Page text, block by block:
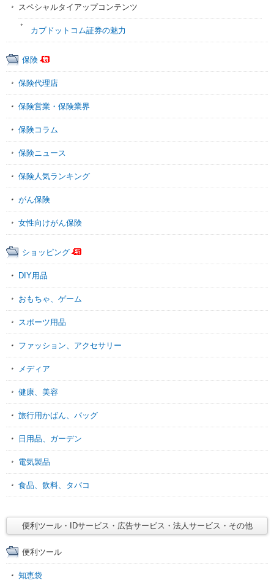
スペシャルタイアップコンテンツ
カブドットコム証券の魅力
保険
保険代理店
保険営業・保険業界
保険コラム
保険ニュース
保険人気ランキング
がん保険
女性向けがん保険
ショッピング
DIY用品
おもちゃ、ゲーム
スポーツ用品
ファッション、アクセサリー
メディア
健康、美容
旅行用かばん、バッグ
日用品、ガーデン
電気製品
食品、飲料、タバコ
便利ツール・IDサービス・広告サービス・法人サービス・その他
便利ツール
知恵袋